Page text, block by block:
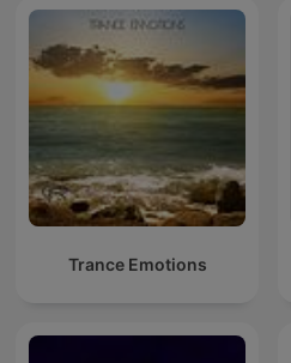
Trance Emotions